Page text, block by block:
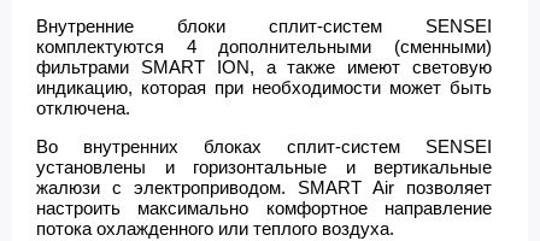
Внутренние блоки сплит-систем SENSEI
комплектуются 4 дополнительными (сменными)
фильтрами SMART ION, а также имеют световую
индикацию, которая при необходимости может быть
отключена.
Во внутренних блоках сплит-систем SENSEI
установлены и горизонтальные и вертикальные
жалюзи с электроприводом. SMART Air позволяет
настроить максимально комфортное направление
потока охлажденного или теплого воздуха.